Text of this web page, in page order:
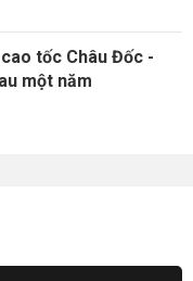
tốc Châu Đốc -
một năm